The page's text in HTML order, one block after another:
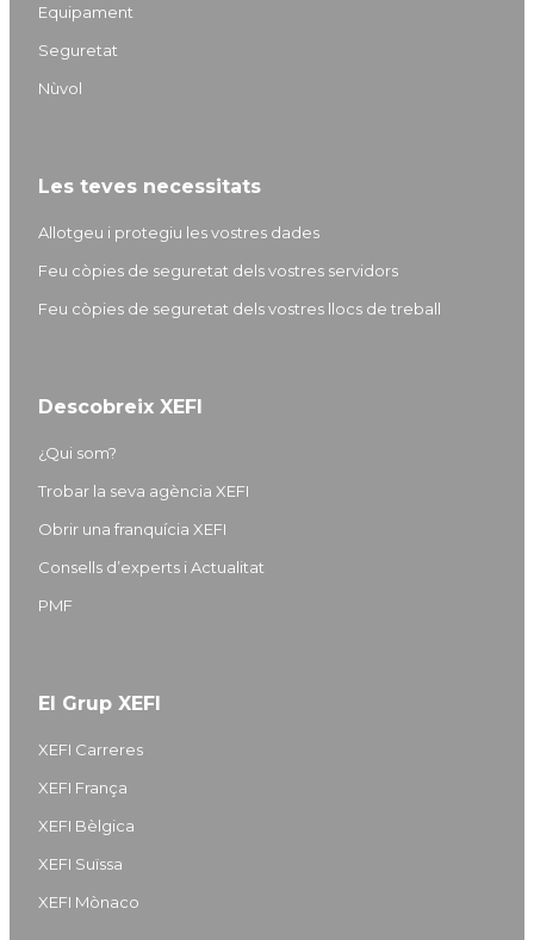
I
n
r
a
Equipament
Seguretat
Nùvol
Les teves necessitats
Allotgeu i protegiu les vostres dades
Feu còpies de seguretat dels vostres servidors
Feu còpies de seguretat dels vostres llocs de treball
Descobreix XEFI
¿Qui som?
Trobar la seva agència XEFI
Obrir una franquícia XEFI
Consells d’experts i Actualitat
PMF
El Grup XEFI
XEFI Carreres
XEFI França
XEFI Bèlgica
XEFI Suïssa
XEFI Mònaco